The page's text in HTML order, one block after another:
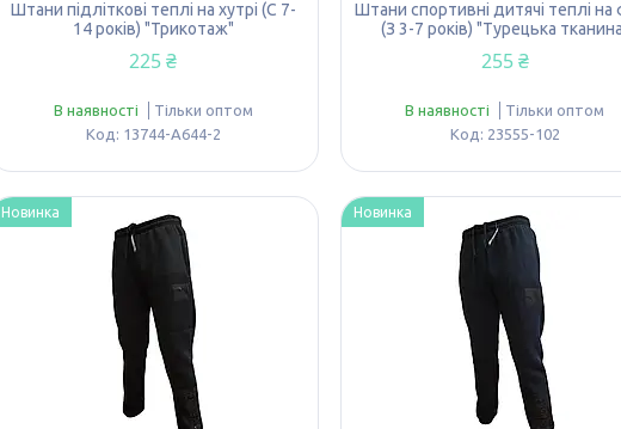
Штани підліткові теплі на хутрі (С 7-
14 років) "Трикотаж"
225 ₴
В наявності
Тільки оптом
13744-A644-2
Штани спортивні дитячі теплі на
(З 3-7 років) "Турецька
255 ₴
В наявності
Тільки оптом
23555-102
Новинка Новинка